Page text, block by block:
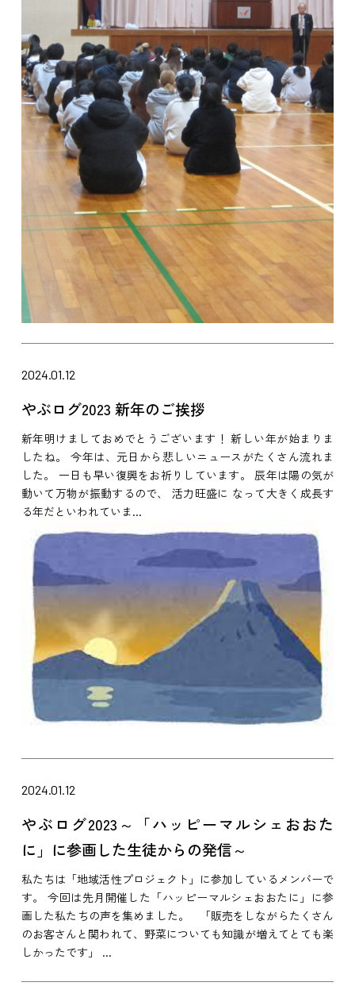
2024.01.12
やぶログ2023 新年のご挨拶
新年明けましておめでとうございます！ 新しい年が始まりま
したね。 今年は、元日から悲しいニュースがたくさん流れま
した。 一日も早い復興をお祈りしています。 辰年は陽の気が
動いて万物が振動するので、 活力旺盛に なって大きく成長す
る年だといわれていま...
2024.01.12
やぶログ2023～「ハッピーマルシェおおた
に」に参画した生徒からの発信～
私たちは「地域活性プロジェクト」に参加しているメンバーで
す。 今回は先月開催した「ハッピーマルシェおおたに」に参
画した私たちの声を集めました。 「販売をしながらたくさん
のお客さんと関われて、野菜についても知識が増えてとても楽
しかったです」 ...